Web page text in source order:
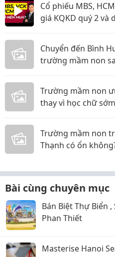
Cổ phiếu MBS,
giá KQKD quý 2
Chuyển đến Bình
trường mầm non
Trường mầm non
thay vì học chữ
Trường mầm non
Thạnh có ổn
Bài cùng chuyên mục
Bán Biệt Thự Biển
Phan Thiết
Masterise Hanoi